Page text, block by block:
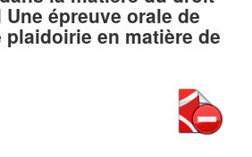
épreuve orale de
en matière de